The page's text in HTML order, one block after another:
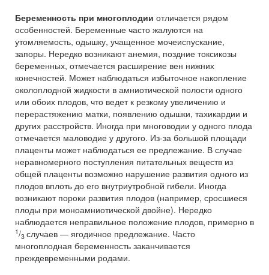
Беременность при многоплодии отличается рядом
особенностей. Беременные часто жалуются на
утомляемость, одышку, учащенное мочеиспускание,
запоры. Нередко возникают анемия, поздние токсикозы
беременных, отмечается расширение вен нижних
конечностей. Может наблюдаться избыточное накопление
околоплодной жидкости в амниотической полости одного
или обоих плодов, что ведет к резкому увеличению и
перерастяжению матки, появлению одышки, тахикардии и
других расстройств. Иногда при многоводии у одного плода
отмечается маловодие у другого. Из-за большой площади
плаценты может наблюдаться ее предлежание. В случае
неравномерного поступления питательных веществ из
общей плаценты возможно нарушение развития одного из
плодов вплоть до его внутриутробной гибели. Иногда
возникают пороки развития плодов (например, сросшиеся
плоды при моноамниотической двойне). Нередко
наблюдается неправильное положение плодов, примерно в
1/3 случаев — ягодичное предлежание. Часто
многоплодная беременность заканчивается
преждевременными родами.